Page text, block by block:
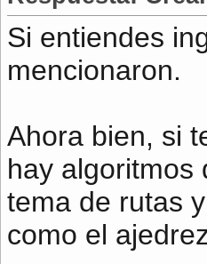
Si entiendes
mencionaron.
Ahora bien, si
hay algoritmos
tema de rutas
como el